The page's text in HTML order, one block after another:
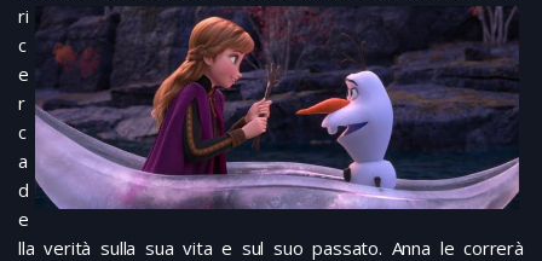
ri
c
e
r
c
a
d
e
lla verità sulla sua vita e sul suo passato. Anna le correrà